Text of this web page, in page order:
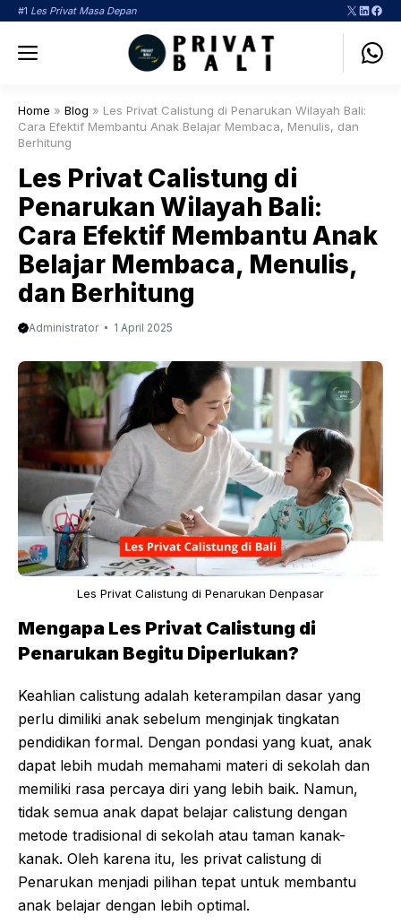
Langsung
#1 Les Privat Masa Depan X
Menu
Home » Blog » Les Privat Calistung di Penarukan Wilayah Bali:
Cara Efektif Membantu Anak Belajar Membaca, Menulis, dan
Berhitung
Les Privat Calistung di
Penarukan Wilayah Bali:
Cara Efektif Membantu Anak
Belajar Membaca, Menulis,
dan Berhitung
Administrator 1 April 2025
Les Privat Calistung di Penarukan Denpasar
Mengapa Les Privat Calistung di
Penarukan Begitu Diperlukan?
Keahlian calistung adalah keterampilan dasar yang
perlu dimiliki anak sebelum menginjak tingkatan
pendidikan formal. Dengan pondasi yang kuat, anak
dapat lebih mudah memahami materi di sekolah dan
memiliki rasa percaya diri yang lebih baik. Namun,
tidak semua anak dapat belajar calistung dengan
metode tradisional di sekolah atau taman kanak-
kanak. Oleh karena itu, les privat calistung di
Penarukan menjadi pilihan tepat untuk membantu
anak belajar dengan lebih optimal.